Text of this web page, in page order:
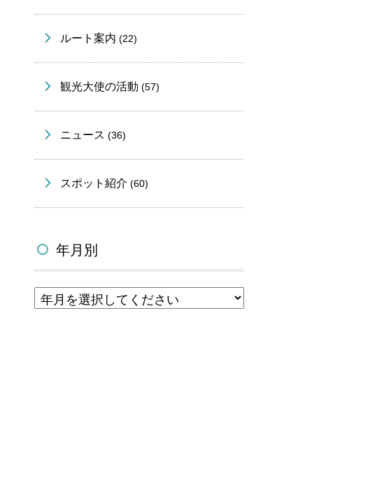
ルート案内 (22)
観光大使の活動 (57)
ニュース (36)
スポット紹介 (60)
年月別